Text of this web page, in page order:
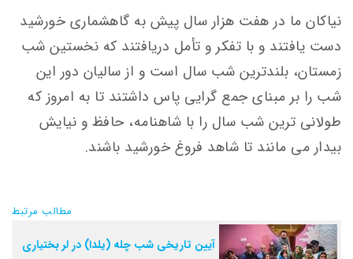
نیاکان ما در هفت هزار سال پیش به گاهشماری خورشید
دست یافتند و با تفکر و تأمل دریافتند که نخستین شب
زمستان، بلندترین شب سال است و از سالیان دور این
شب را بر مبنای جمع گرایی پاس داشتند تا به امروز که
طولانی ترین شب سال را با شاهنامه، حافظ و نیایش
بیدار می مانند تا شاهد فروغ خورشید باشند.
مطالب مرتبط
آیین تاریخی شب چله (یلدا) در لر بختیاری